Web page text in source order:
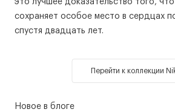
это лучшее доказательство того,
сохраняет особое место в сердцах
спустя двадцать лет.
Перейти к коллекции
Новое в блоге